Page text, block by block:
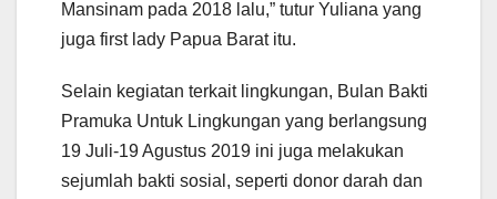
Mansinam pada 2018 lalu,” tutur Yuliana yang
juga first lady Papua Barat itu.
Selain kegiatan terkait lingkungan, Bulan Bakti
Pramuka Untuk Lingkungan yang berlangsung
19 Juli-19 Agustus 2019 ini juga melakukan
sejumlah bakti sosial, seperti donor darah dan